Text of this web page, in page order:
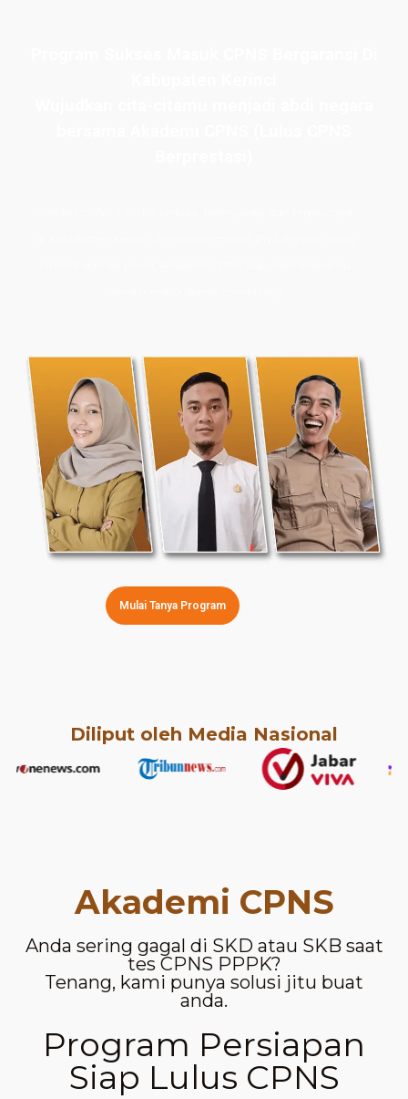
Mulai Tanya Program
Diliput oleh Media Nasional
Akademi CPNS
Anda sering gagal di SKD atau SKB saat
tes CPNS PPPK?
Tenang, kami punya solusi jitu buat
anda.
Program Persiapan
Siap Lulus CPNS